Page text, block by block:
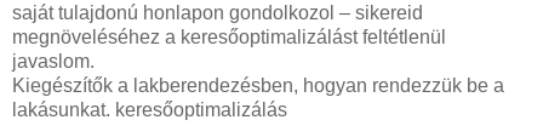
saját tulajdonú honlapon gondolkozol – sikereid
megnöveléséhez a keresőoptimalizálást feltétlenül
javaslom.
Kiegészítők a lakberendezésben, hogyan rendezzük be a
lakásunkat. keresőoptimalizálás